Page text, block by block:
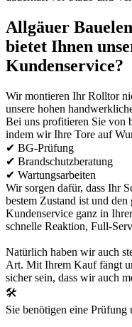
Allgäuer
bietet Ihnen
Kundenservice?
Wir montieren Ihr Rolltor
unsere hohen
Bei uns profitieren Sie von
indem wir Ihre Tore auf
✔ BG-Prüfung
✔ Brandschutzberatung
✔ Wartungsarbeiten
Wir sorgen dafür, dass Ihr
bestem Zustand ist und
Kundenservice ganz in
schnelle Reaktion, Full-
Natürlich haben wir auch
Art. Mit Ihrem Kauf fängt
sicher sein, dass wir auch
🛠
Sie benötigen eine Prüfung